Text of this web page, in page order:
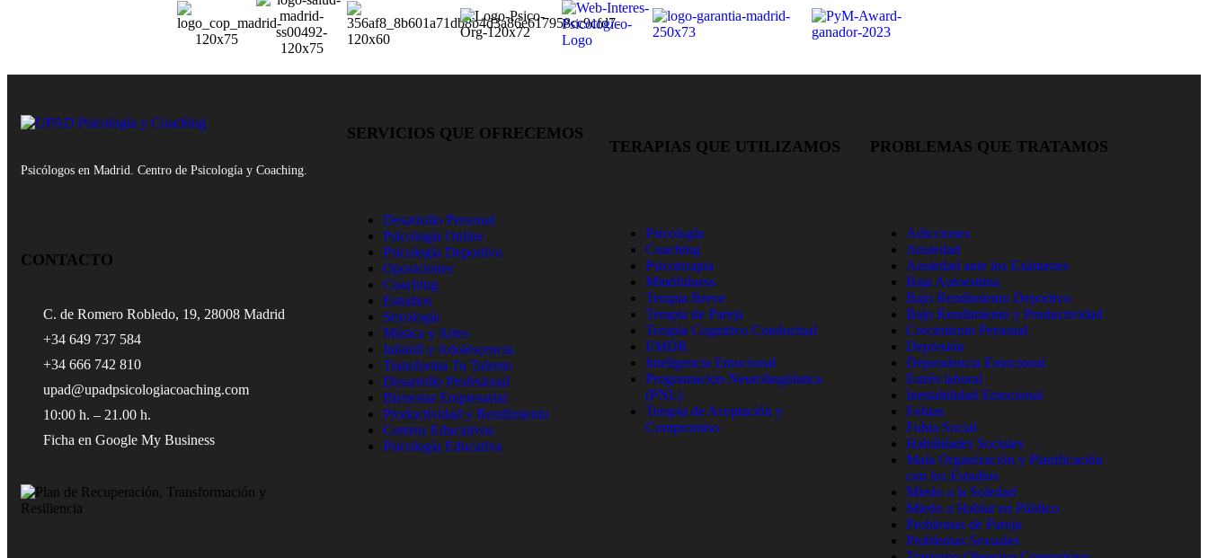
Psicólogos en Madrid. Centro de Psicología y Coaching.
CONTACTO
C. de Romero Robledo, 19, 28008 Madrid
+34 649 737 584
+34 666 742 810
upad@upadpsicologiacoaching.com
10:00 h. – 21.00 h.
Ficha en Google My Business
SERVICIOS QUE OFRECEMOS
Desarrollo Personal
Psicología Online
Psicología Deportiva
Oposiciones
Coaching
Estudios
Sexología
Música y Artes
Infantil y Adolescencia
Transforma Tu Talento
Desarrollo Profesional
Bienestar Empresarial
Productividad y Rendimiento
Centros Educativos
Psicología Educativa
TERAPIAS QUE UTILIZAMOS
Psicología
Coaching
Psicoterapia
Mindfulness
Terapia Breve
Terapia de Pareja
Terapia Cognitivo Conductual
EMDR
Inteligencia Emocional
Programación Neurolingüística
(PNL)
Terapia de Aceptación y
Compromiso
PROBLEMAS QUE TRATAMOS
Adicciones
Ansiedad
Ansiedad ante los Exámenes
Baja Autoestima
Bajo Rendimiento Deportivo
Bajo Rendimiento y Productividad
Crecimiento Personal
Depresión
Dependencia Emocional
Estrés laboral
Inestabilidad Emocional
Fobias
Fobia Social
Habilidades Sociales
Mala Organización y Planificación
con los Estudios
Miedo a la Soledad
Miedo a Hablar en Público
Problemas de Pareja
Problemas Sexuales